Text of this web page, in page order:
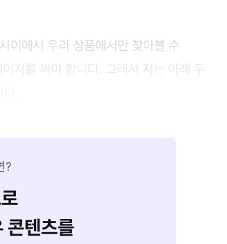
이에서 우리 상품에서만 찾아볼 수
지를 써야 합니다. 그래서 저는 아래 두
?
텐츠를